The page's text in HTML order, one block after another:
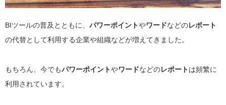
BIツールの普及とともに、 パワーポイントやワードなどのレポート
の代替として利用する企業や組織などが増えてきました。
もちろん、今でもパワーポイントやワードなどのレポートは頻繁に
利用されています。